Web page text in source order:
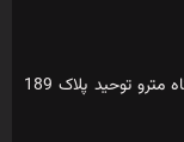
تهــران خیـابـان آزادی مابین چهارراه نواب و ایستگاه مترو توحید پلاک 189